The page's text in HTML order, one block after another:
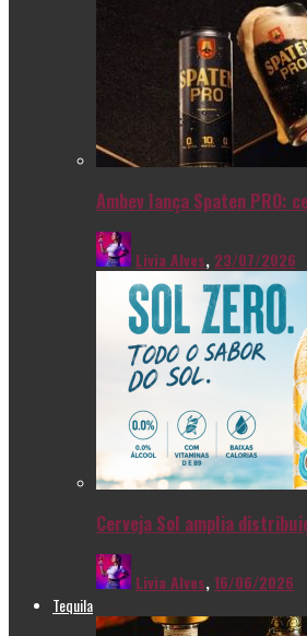
Ambev lança Spaten PRO:
Livia Alves, 23/07/2026
Cerveja Sol amplia
Livia Alves,16/06/2026
Tequila